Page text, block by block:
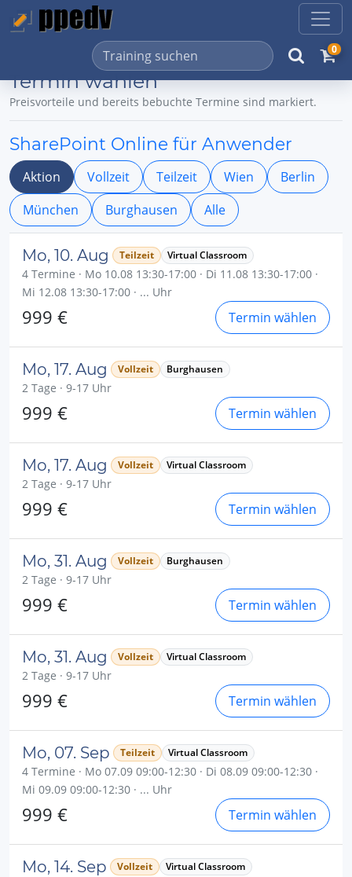
0
Termin wählen
Preisvorteile und bereits bebuchte Termine sind markiert.
SharePoint Online für Anwender
Aktion Vollzeit Teilzeit Wien
Berlin
München
Burghausen Alle
Mo, 10. Aug Teilzeit Virtual Classroom
4 Termine · Mo 10.08 13:30-17:00 · Di 11.08 13:30-17:00 ·
Mi 12.08 13:30-17:00 · ... Uhr
999 € Termin wählen
Mo, 17. Aug Vollzeit Burghausen
2 Tage · 9-17 Uhr
999 € Termin wählen
Mo, 17. Aug Vollzeit Virtual Classroom
2 Tage · 9-17 Uhr
999 € Termin wählen
Mo, 31. Aug Vollzeit Burghausen
2 Tage · 9-17 Uhr
999 € Termin wählen
Mo, 31. Aug Vollzeit Virtual Classroom
2 Tage · 9-17 Uhr
999 € Termin wählen
Mo, 07. Sep Teilzeit Virtual Classroom
4 Termine · Mo 07.09 09:00-12:30 · Di 08.09 09:00-12:30 ·
Mi 09.09 09:00-12:30 · ... Uhr
999 € Termin wählen
Mo, 14. Sep Vollzeit Virtual Classroom